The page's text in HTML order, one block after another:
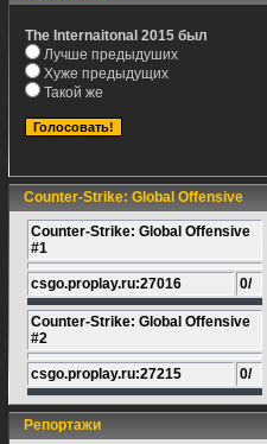
The Internaitonal 2015 был
Лучше предыдуших
Хуже предыдущих
Такой же
Counter-Strike: Global Offensive
Counter-Strike: Global Offensive
#1
csgo.proplay.ru:27016 0/
Counter-Strike: Global Offensive
#2
csgo.proplay.ru:27215 0/
Репортажи